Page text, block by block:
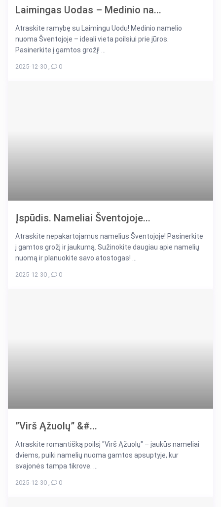
Laimingas Uodas – Medinio na...
Atraskite ramybę su Laimingu Uodu! Medinio namelio
nuoma Šventojoje – ideali vieta poilsiui prie jūros.
Pasinerkite į gamtos grožį! ...
2025-12-30 , 0
Įspūdis. Nameliai Šventojoje...
Atraskite nepakartojamus namelius Šventojoje! Pasinerkite
į gamtos grožį ir jaukumą. Sužinokite daugiau apie namelių
nuomą ir planuokite savo atostogas! ...
2025-12-30 , 0
”Virš Ąžuolų” &#...
Atraskite romantišką poilsį "Virš Ąžuolų" – jaukūs nameliai
dviems, puiki namelių nuoma gamtos apsuptyje, kur
svajonės tampa tikrove. ...
2025-12-30 , 0